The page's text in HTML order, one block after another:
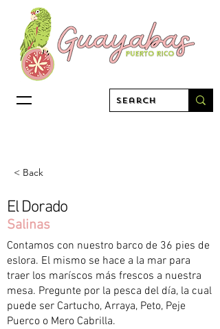
< Back
El Dorado
Salinas
Contamos con nuestro barco de 36 pies de
eslora. El mismo se hace a la mar para
traer los maríscos más frescos a nuestra
mesa. Pregunte por la pesca del día, la cual
puede ser Cartucho, Arraya, Peto, Peje
Puerco o Mero Cabrilla.